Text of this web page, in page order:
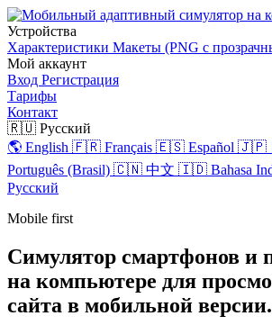
Устройства
Характеристики Макеты (PNG с
Мой аккаунт
Вход Регистрация
Тарифы
Контакт
🇷🇺 Русский
🌎 English 🇫🇷 Français 🇪🇸 Español 🇯🇵
Português (Brasil) 🇨🇳 中文 🇮🇩 Bahasa
Русский
Mobile first
Симулятор смартфонов и
на компьютере для
сайта в мобильной версии.